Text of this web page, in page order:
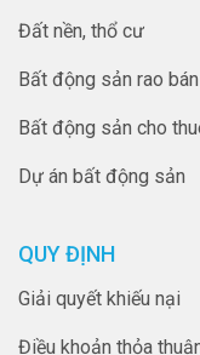
Đất nền, thổ cư
Bất động sản rao bán
Bất động sản cho
Dự án bất động sản
QUY ĐỊNH
Giải quyết khiếu nại
Điều khoản thỏa